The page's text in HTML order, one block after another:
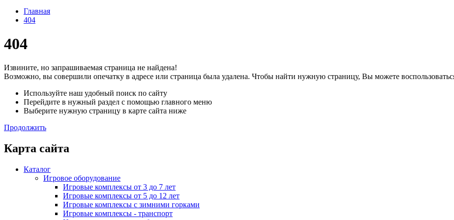
Главная
404
404
Извините, но запрашиваемая страница не найдена!
Возможно, вы совершили опечатку в адресе или страница была удалена. Чтобы найти нужную страницу, Вы можете
Используйте наш удобный поиск по сайту
Перейдите в нужный раздел с помощью главного меню
Выберите нужную страницу в карте сайта ниже
Продолжить
Карта сайта
Каталог
Игровое оборудование
Игровые комплексы от 3 до 7 лет
Игровые комплексы от 5 до 12 лет
Игровые комплексы с зимними горками
Игровые комплексы - транспорт